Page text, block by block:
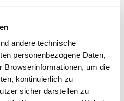
andere technische
personenbezogene Daten,
Browserinformationen, um die
kontinuierlich zu
sicher darstellen zu
wir Perspektiven unserer
Basierend auf ihrer Erfahrung
indem sie Einblicke in